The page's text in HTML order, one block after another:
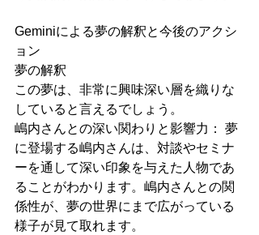
Geminiによる夢の解釈と今後のアクシ
ョン
夢の解釈
この夢は、非常に興味深い層を織りな
していると言えるでしょう。
嶋内さんとの深い関わりと影響力： 夢
に登場する嶋内さんは、対談やセミナ
ーを通して深い印象を与えた人物であ
ることがわかります。嶋内さんとの関
係性が、夢の世界にまで広がっている
様子が見て取れます。